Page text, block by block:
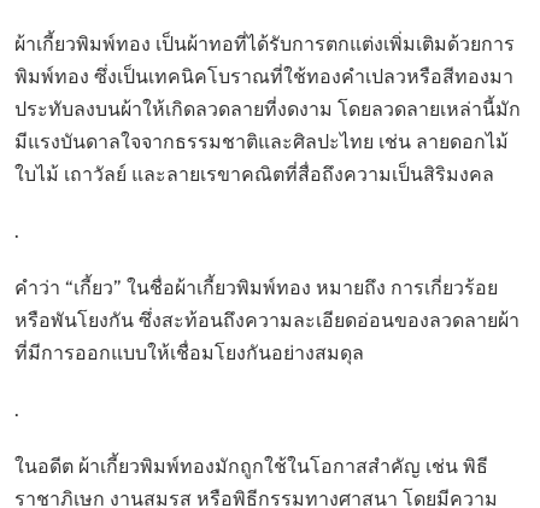
ผ้าเกี้ยวพิมพ์ทอง เป็นผ้าทอที่ได้รับการตกแต่งเพิ่มเติมด้วยการ
พิมพ์ทอง ซึ่งเป็นเทคนิคโบราณที่ใช้ทองคำเปลวหรือสีทองมา
ประทับลงบนผ้าให้เกิดลวดลายที่งดงาม โดยลวดลายเหล่านี้มัก
มีแรงบันดาลใจจากธรรมชาติและศิลปะไทย เช่น ลายดอกไม้
ใบไม้ เถาวัลย์ และลายเรขาคณิตที่สื่อถึงความเป็นสิริมงคล
.
คำว่า “เกี้ยว” ในชื่อผ้าเกี้ยวพิมพ์ทอง หมายถึง การเกี่ยวร้อย
หรือพันโยงกัน ซึ่งสะท้อนถึงความละเอียดอ่อนของลวดลายผ้า
ที่มีการออกแบบให้เชื่อมโยงกันอย่างสมดุล
.
ในอดีต ผ้าเกี้ยวพิมพ์ทองมักถูกใช้ในโอกาสสำคัญ เช่น พิธี
ราชาภิเษก งานสมรส หรือพิธีกรรมทางศาสนา โดยมีความ